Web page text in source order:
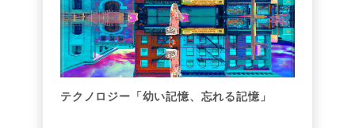
テクノロジー「幼い記憶、忘れる記憶」